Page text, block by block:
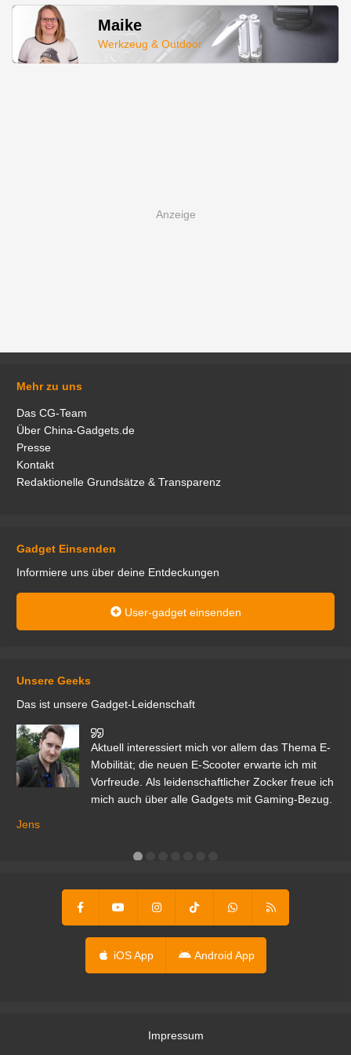
Maike
Werkzeug & Outdoor
Mehr zu uns
Das CG-Team
Über China-Gadgets.de
Presse
Kontakt
Redaktionelle Grundsätze & Transparenz
Gadget Einsenden
Informiere uns über deine Entdeckungen
User-gadget einsenden
Unsere Geeks
Das ist unsere Gadget-Leidenschaft
Aktuell interessiert mich vor allem das Thema E-
Mobilität; die neuen E-Scooter erwarte ich mit
Vorfreude. Als leidenschaftlicher Zocker freue ich
mich auch über alle Gadgets mit Gaming-Bezug.
Jens
iOS App Android App
Impressum